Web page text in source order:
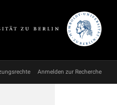
Anmelden zur Recherche